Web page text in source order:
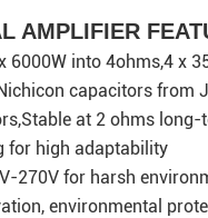
AMPLIFIER
6000W into 4ohms,4 x
capacitors from
at 2 ohms long-
for high adaptability
270V for harsh
environmental